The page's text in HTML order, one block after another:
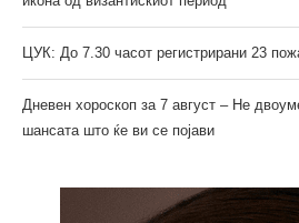
ЦУК: До 7.30 часот регистрирани 23
Дневен хороскоп за 7 август – Не
шансата што ќе ви се појави